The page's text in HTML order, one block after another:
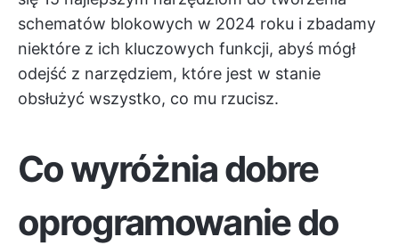
schematów blokowych w 2024 roku i zbadamy
niektóre z ich kluczowych funkcji, abyś mógł
odejść z narzędziem, które jest w stanie
obsłużyć wszystko, co mu rzucisz.
Co wyróżnia dobre
oprogramowanie do